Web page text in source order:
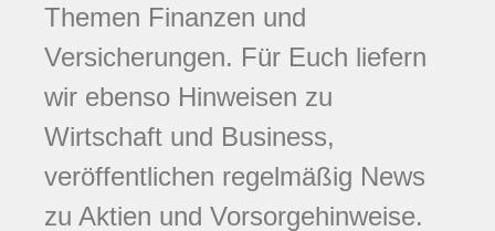
Themen Finanzen und
Versicherungen. Für Euch liefern
wir ebenso Hinweisen zu
Wirtschaft und Business,
veröffentlichen regelmäßig News
zu Aktien und Vorsorgehinweise.